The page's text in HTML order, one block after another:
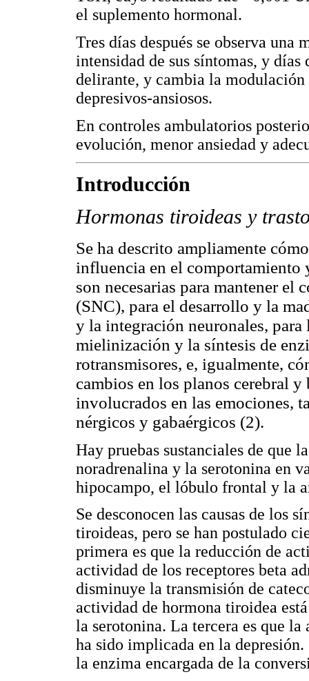
el suplemento hormonal.
Tres días después se observa
intensidad de sus síntomas, y
delirante, y cambia la
depresivos-ansiosos.
En controles ambulatorios
evolución, menor ansiedad y
Introducción
Hormonas tiroideas y
Se ha descrito ampliamente
influencia en el comportamiento
son necesarias para mantener
(SNC), para el desarrollo y la
y la integración neuronales,
mielinización y la síntesis de
rotransmisores, e, igualmente,
cambios en los planos cerebral
involucrados en las emociones,
nérgicos y gabaérgicos (2).
Hay pruebas sustanciales de que
noradrenalina y la serotonina en
hipocampo, el lóbulo frontal y la
Se desconocen las causas de los
tiroideas, pero se han postulado
primera es que la reducción de
actividad de los receptores beta
disminuye la transmisión de
actividad de hormona tiroidea
la serotonina. La tercera es que
ha sido implicada en la
la enzima encargada de la